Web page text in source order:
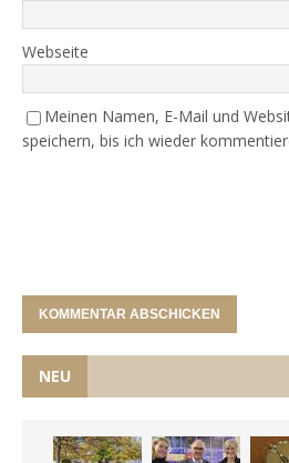
Webseite
Meinen Namen, E-Mail und
speichern, bis ich wieder
NEU